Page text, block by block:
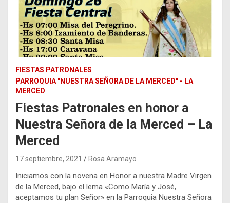
FIESTAS PATRONALES
PARROQUIA "NUESTRA SEÑORA DE LA MERCED" - LA
MERCED
Fiestas Patronales en honor a
Nuestra Señora de la Merced – La
Merced
17 septiembre, 2021 Rosa Aramayo
Iniciamos con la novena en Honor a nuestra Madre Virgen
de la Merced, bajo el lema «Como María y José,
aceptamos tu plan Señor» en la Parroquia Nuestra Señora